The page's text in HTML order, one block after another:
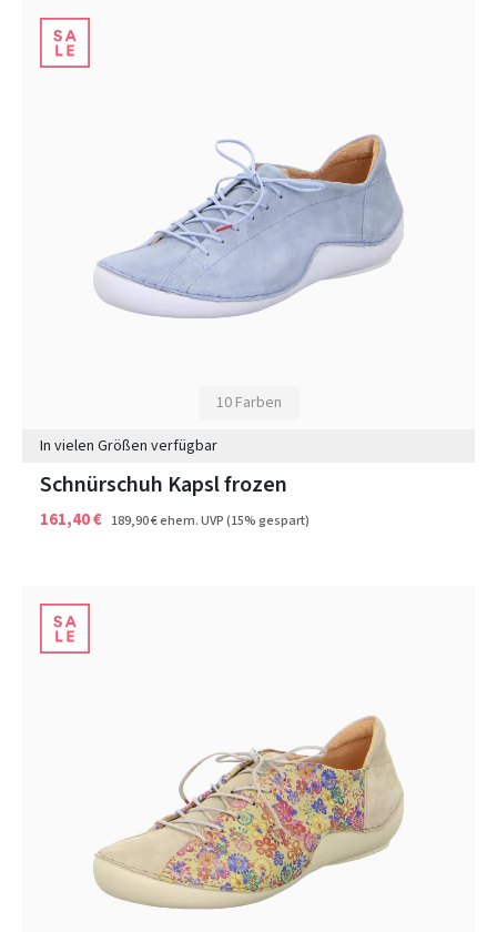
10 Farben
In vielen Größen verfügbar
Schnürschuh Kapsl frozen
161,40 € 189,90 €ehem. UVP(15% gespart)